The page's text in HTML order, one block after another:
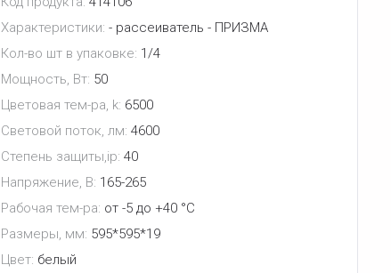
Характеристики:- рассеиватель - ПРИЗМА
Кол-во шт в упаковке: 1/4
Мощность, Вт: 50
Цветовая тем-ра, k: 6500
Световой поток, лм:4600
Степень защиты,ip:40
Напряжение, В: 165-265
Рабочая тем-ра: от -5 до +40 °С
Размеры, мм: 595*595*19
Цвет: белый